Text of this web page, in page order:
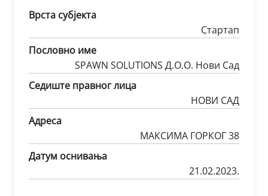
Врста субјекта
Стартап
Пословно име
SPAWN SOLUTIONS Д.О.О. Нови Сад
Седиште правног лица
НОВИ САД
Адреса
МАКСИМА ГОРКОГ 38
Датум оснивања
21.02.2023.